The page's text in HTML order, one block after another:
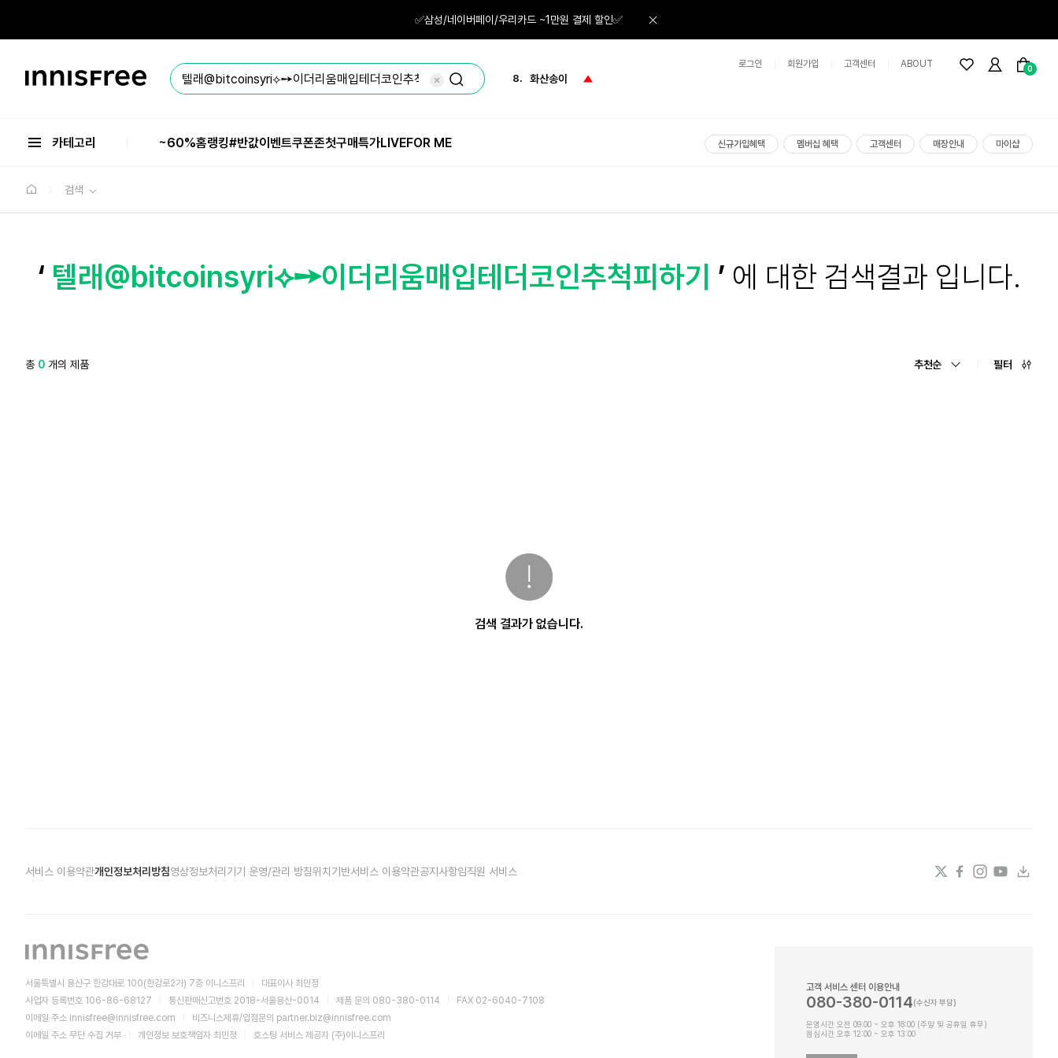
으
✅삼성/네이버페이/우리카드 ~1만원 결제 할인✅
이
6. 그린티
8. 화산송이
로그인 회원가입 고객센터 ABOUT 0
카테고리 ~60%홈랭킹#반값이벤트쿠폰존첫구매특가LIVEFOR ME 신규가입혜택 멤버십 혜택 고객센터 매장안내 마이샵
검색
‘ 텔래@bitcoinsyri⟡➙이더리움매입테더코인추척피하기 ’ 에 대한 검색결과 입니다.
총 0 개의 제품 추천순 필터
검색 결과가 없습니다.
서울특별시 용산구 한강대로 100(한강로2가) 7층 이니스프리
대표이사 최민정
사업자 등록번호 106-86-68127
통신판매신고번호 2018-서울용산-0014 제품 문의 080-380-0114
FAX 02-6040-7108
이메일 주소 innisfree@innisfree.com 비즈니스제휴/입점문의 partner.biz@innisfree.com
이메일 주소 무단 수집 거부
개인정보 보호책임자 최민정 호스팅 서비스 제공자 (주)이니스프리
고객 서비스 센터 이용안내
080-380-0114
운영시간 오전 09:00 ~ 오후 18:00 (주말 및 공휴일 휴무)
점심시간 오후 12:00 ~ 오후 13:00
서비스 이용약관개인정보처리방침영상정보처리기기 운영/관리 방침위치기반서비스 이용약관공지사항임직원 서비스